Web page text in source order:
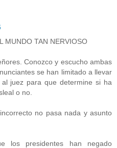
MUNDO TAN NERVIOSO
Conozco y escucho ambas
se han limitado a llevar
juez para que determine si ha
o no.
no pasa nada y asunto
los presidentes han negado